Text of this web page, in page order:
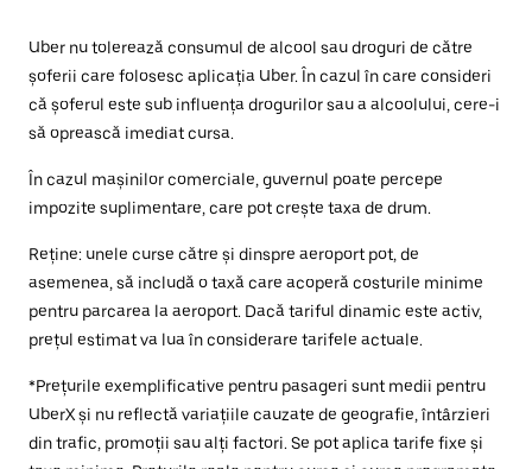
Uber nu tolerează consumul de alcool sau droguri de către
șoferii care folosesc aplicația Uber. În cazul în care consideri
că șoferul este sub influența drogurilor sau a alcoolului, cere-i
să oprească imediat cursa.
În cazul mașinilor comerciale, guvernul poate percepe
impozite suplimentare, care pot crește taxa de drum.
Reține: unele curse către și dinspre aeroport pot, de
asemenea, să includă o taxă care acoperă costurile minime
pentru parcarea la aeroport. Dacă tariful dinamic este activ,
prețul estimat va lua în considerare tarifele actuale.
*Prețurile exemplificative pentru pasageri sunt medii pentru
UberX și nu reflectă variațiile cauzate de geografie, întârzieri
din trafic, promoții sau alți factori. Se pot aplica tarife fixe și